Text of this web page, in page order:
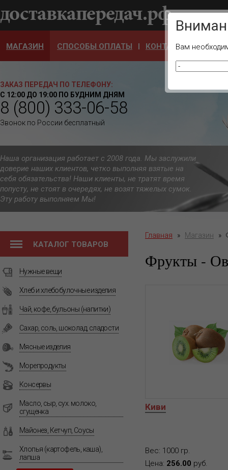
Ваш
МАГАЗИН СПОСОБЫ ОПЛАТЫ КОНТАКТЫ
ЗАКАЗ ПЕРЕДАЧ ПО ТЕЛЕФОНУ:
С 12:00 ДО 19:00 ПО БУДНИМ ДНЯМ
8 (800) 333-06-58
Звонок по России бесплатный
Наша организация работает с 2008 года. Мы заслужили
доверие наших клиентов, четко выполняя взятые на
себя обязательства! Наши клиенты, не тратят время
попусту, не стоят в очередях, не возят тяжелых сумок.
Эту работу выполняем Мы!
КАТАЛОГ ТОВАРОВ
Нужные вещи
Хлеб и хлебобулочные изделия
Чай, кофе, бульоны (напитки)
Сахар, соль, шоколад, сладости
Мясные изделия
Морепродукты
Консервы
Масло, сыр, сух. молоко,
сгущенка
Майонез, Кетчуп, Соусы
Хлопья (картофель, каша),
лапша
Главная » Магазин »
Фрукты -
Киви
Вес: 1000 гр.
Цена: 256.00 руб.
Вам